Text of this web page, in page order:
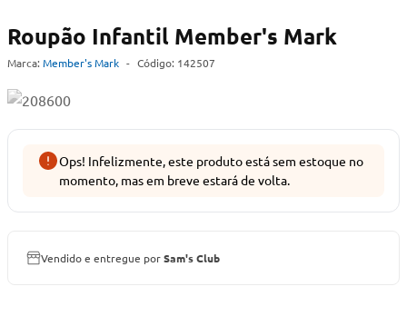
Roupão Infantil Member's Mark
Marca: Member's Mark - Código: 142507
Ops! Infelizmente, este produto está sem estoque no
momento, mas em breve estará de volta.
Vendido e entregue porSam's Club